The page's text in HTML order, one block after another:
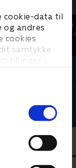
cookie-data til
andres
cookies
samtykke
i
Miniteve:
Børneserier • 1